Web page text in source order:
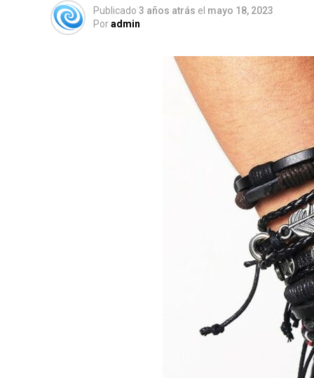
Publicado 3 años atrás el mayo 18, 2023
Poradmin